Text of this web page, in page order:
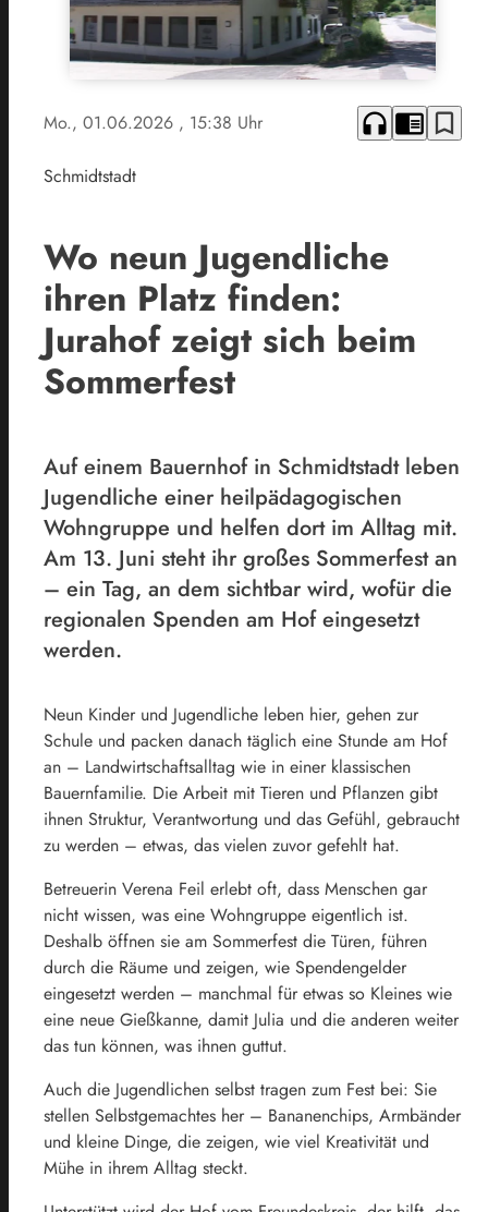
Mo., 01.06.2026 , 15:38 Uhr headphones chrome_reader_mode bookmark_border
Schmidtstadt
Wo neun Jugendliche
ihren Platz finden:
Jurahof zeigt sich beim
Sommerfest
Auf einem Bauernhof in Schmidtstadt leben
Jugendliche einer heilpädagogischen
Wohngruppe und helfen dort im Alltag mit.
Am 13. Juni steht ihr großes Sommerfest an
– ein Tag, an dem sichtbar wird, wofür die
regionalen Spenden am Hof eingesetzt
werden.
Neun Kinder und Jugendliche leben hier, gehen zur
Schule und packen danach täglich eine Stunde am Hof
an – Landwirtschaftsalltag wie in einer klassischen
Bauernfamilie. Die Arbeit mit Tieren und Pflanzen gibt
ihnen Struktur, Verantwortung und das Gefühl, gebraucht
zu werden – etwas, das vielen zuvor gefehlt hat.
Betreuerin Verena Feil erlebt oft, dass Menschen gar
nicht wissen, was eine Wohngruppe eigentlich ist.
Deshalb öffnen sie am Sommerfest die Türen, führen
durch die Räume und zeigen, wie Spendengelder
eingesetzt werden – manchmal für etwas so Kleines wie
eine neue Gießkanne, damit Julia und die anderen weiter
das tun können, was ihnen guttut.
Auch die Jugendlichen selbst tragen zum Fest bei: Sie
stellen Selbstgemachtes her – Bananenchips, Armbänder
und kleine Dinge, die zeigen, wie viel Kreativität und
Mühe in ihrem Alltag steckt.